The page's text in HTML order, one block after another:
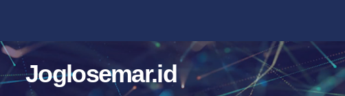
Joglosemar.id